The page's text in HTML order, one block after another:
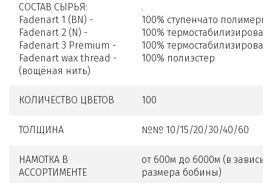
СОСТАВ СЫРЬЯ:
Fadenart 1 (BN) -
Fadenart 2 (N) -
Fadenart 3 Premium -
Fadenart wax thread -
(вощёная нить)
.
100% ступенчато
100%
100%
100% полиэстер
КОЛИЧЕСТВО ЦВЕТОВ 100
ТОЛЩИНА №№ 10/15/20/30/40/60
НАМОТКА В
АССОРТИМЕНТЕ
от 600м до 6000м (в
размера бобины)